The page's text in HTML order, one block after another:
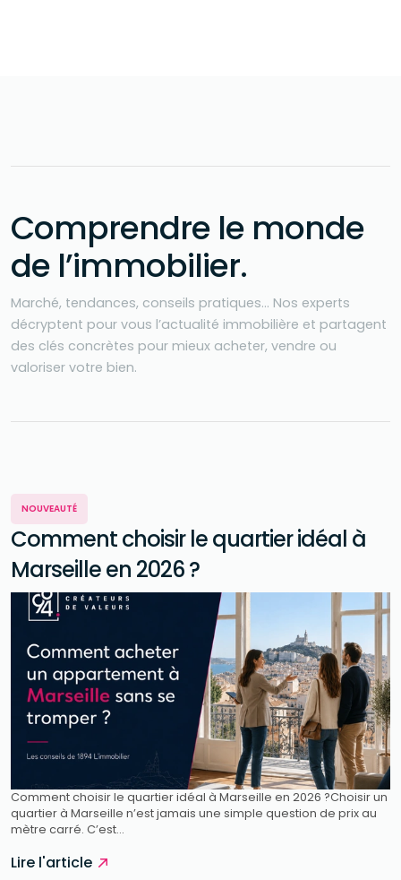
Comprendre le monde
de l’immobilier.
Marché, tendances, conseils pratiques… Nos experts
décryptent pour vous l’actualité immobilière et partagent
des clés concrètes pour mieux acheter, vendre ou
valoriser votre bien.
NOUVEAUTÉ
Comment choisir le quartier idéal à
Marseille en 2026 ?
Comment choisir le quartier idéal à Marseille en 2026 ?Choisir un
quartier à Marseille n’est jamais une simple question de prix au
mètre carré. C’est...
Lire l'article